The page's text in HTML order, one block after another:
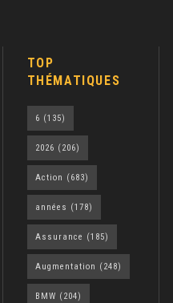
TOP
THÉMATIQUES
6 (135)
2026 (206)
Action (683)
années (178)
Assurance (185)
Augmentation (248)
BMW (204)